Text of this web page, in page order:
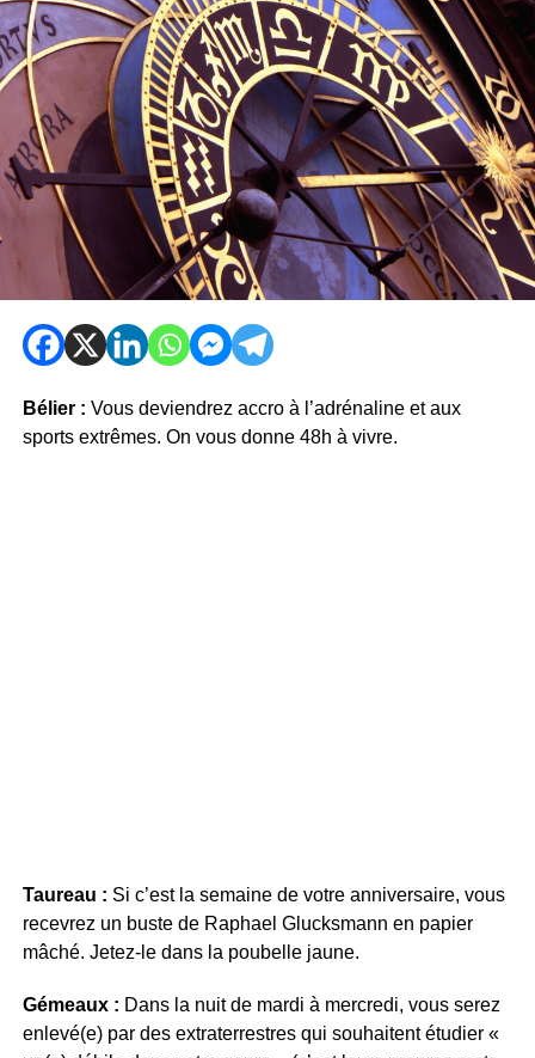
Bélier : Vous deviendrez accro à l’adrénaline et aux
sports extrêmes. On vous donne 48h à vivre.
Taureau : Si c’est la semaine de votre anniversaire, vous
recevrez un buste de Raphael Glucksmann en papier
mâché. Jetez-le dans la poubelle jaune.
Gémeaux : Dans la nuit de mardi à mercredi, vous serez
enlevé(e) par des extraterrestres qui souhaitent étudier «